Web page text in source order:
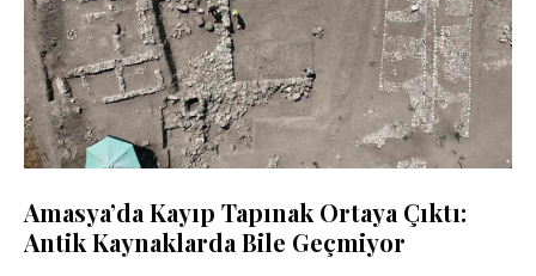
Amasya’da Kayıp Tapınak Ortaya Çıktı:
Antik Kaynaklarda Bile Geçmiyor